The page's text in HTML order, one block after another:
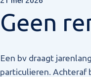
Geen
Een bv draagt
particulieren. Achteraf